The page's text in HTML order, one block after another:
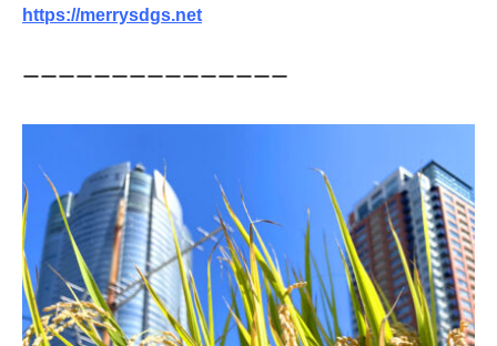
https://merrysdgs.net
ーーーーーーーーーーーーーーー